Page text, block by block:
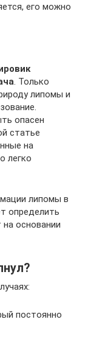
его можно
. Только
липомы и
опасен
статье
на
легко
липомы в
определить
основании
постоянно